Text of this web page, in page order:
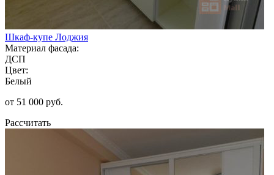
Шкаф-купе Лоджия
Материал фасада:
ДСП
Цвет:
Белый
от 51 000 руб.
Рассчитать